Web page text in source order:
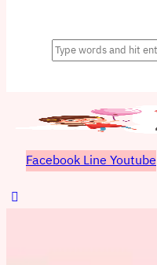
FacebookLineYoutube